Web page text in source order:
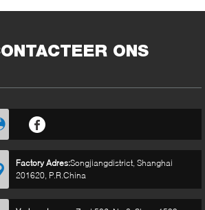
ONS
Factory Adres:Songjiangdistrict, Shanghai
201620, P.R.China